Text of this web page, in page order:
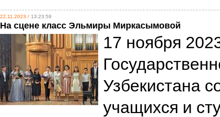
22.11.2023 / 13:23:59
На сцене класс Эльмиры Миркасымовой
17 ноября
Узбекистана
учащихся и